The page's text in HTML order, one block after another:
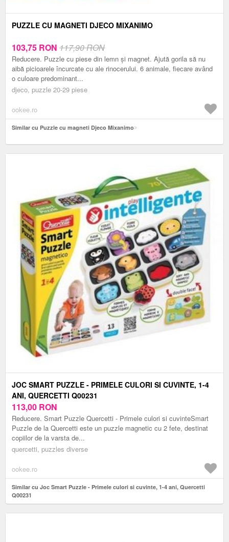
PUZZLE CU MAGNETI DJECO MIXANIMO
103,75 RON 117,90 RON
Reducere. Puzzle cu piese din lemn și magnet. Ajută gorila să nu
aibă picioarele încurcate cu ale rinocerului. 6 animale, fiecare având
o culoare predominant...
djeco, puzzle 20-29 piese
ookee.ro
Similar cu Puzzle cu magneti Djeco Mixanimo
JOC SMART PUZZLE - PRIMELE CULORI SI CUVINTE, 1-4
ANI, QUERCETTI Q00231
113,00 RON
Reducere. Smart Puzzle Quercetti - Primele culori si cuvinteSmart
Puzzle de la Quercetti este un puzzle magnetic cu 2 fete, destinat
copiilor de la varsta de...
quercetti, puzzles diverse
ookee.ro
Similar cu Joc Smart Puzzle - Primele culori si cuvinte, 1-4 ani, Quercetti
Q00231